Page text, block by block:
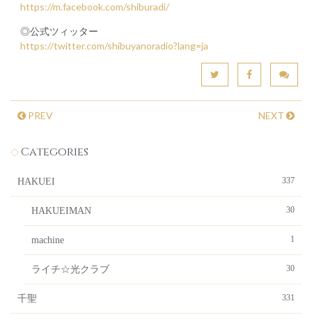
https://m.facebook.com/shiburadi/
◎公式ツィッター
https://twitter.com/shibuyanoradio?lang=ja
PREV NEXT
Categories
HAKUEI 337
HAKUEIMAN 30
machine 1
ライチ☆光クラブ 30
千聖 331